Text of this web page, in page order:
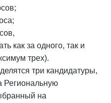
как за одного, так и
трех).
три кандидатуры,
Региональную
на